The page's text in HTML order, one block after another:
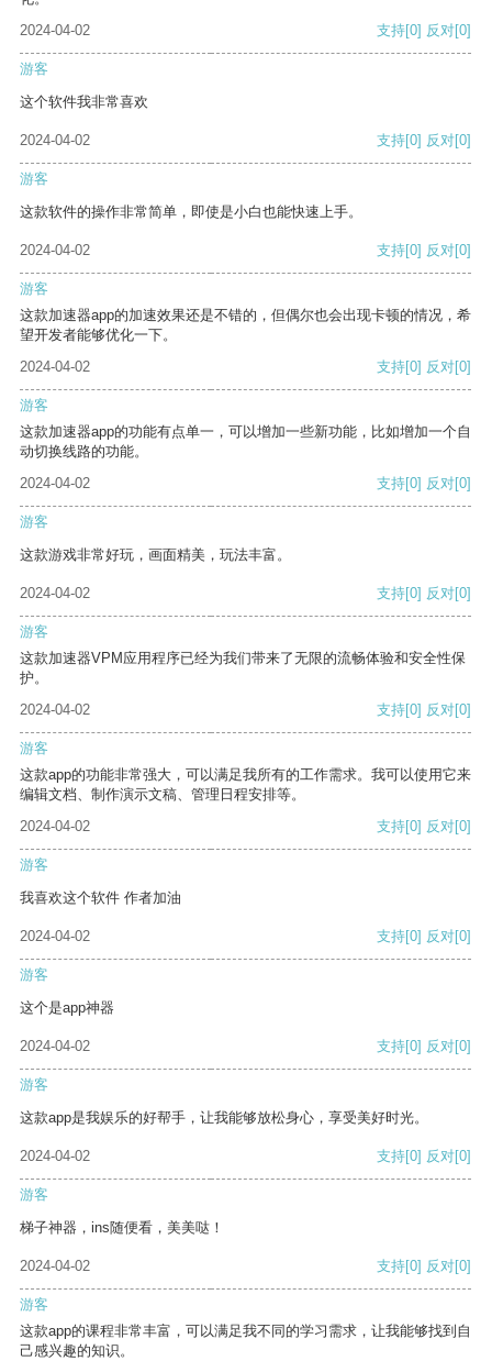
2024-04-02
支持[0] 反对[0]
游客
这个软件我非常喜欢
2024-04-02 支持[0] 反对[0]
游客
这款软件的操作非常简单，即使是小白也能快速上手。
2024-04-02 支持[0] 反对[0]
游客
这款加速器app的加速效果还是不错的，但偶尔也会出现卡顿的情况，希
望开发者能够优化一下。
2024-04-02
支持[0] 反对[0]
游客
这款加速器app的功能有点单一，可以增加一些新功能，比如增加一个自
动切换线路的功能。
2024-04-02
支持[0] 反对[0]
游客
这款游戏非常好玩，画面精美，玩法丰富。
2024-04-02 支持[0] 反对[0]
游客
这款加速器VPM应用程序已经为我们带来了无限的流畅体验和安全性保
护。
2024-04-02
支持[0] 反对[0]
游客
这款app的功能非常强大，可以满足我所有的工作需求。我可以使用它来
编辑文档、制作演示文稿、管理日程安排等。
2024-04-02
支持[0] 反对[0]
游客
我喜欢这个软件 作者加油
2024-04-02 支持[0] 反对[0]
游客
这个是app神器
2024-04-02 支持[0] 反对[0]
游客
这款app是我娱乐的好帮手，让我能够放松身心，享受美好时光。
2024-04-02 支持[0] 反对[0]
游客
梯子神器，ins随便看，美美哒！
2024-04-02 支持[0] 反对[0]
游客
这款app的课程非常丰富，可以满足我不同的学习需求，让我能够找到自
己感兴趣的知识。